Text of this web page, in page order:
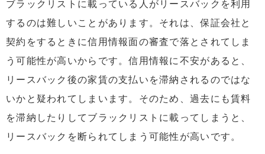
ブラックリストに載っている人がリースバックを利用
するのは難しいことがあります。それは、保証会社と
契約をするときに信用情報面の審査で落とされてしま
う可能性が高いからです。信用情報に不安があると、
リースバック後の家賃の支払いを滞納されるのではな
いかと疑われてしまいます。そのため、過去にも賃料
を滞納したりしてブラックリストに載ってしまうと、
リースバックを断られてしまう可能性が高いです。